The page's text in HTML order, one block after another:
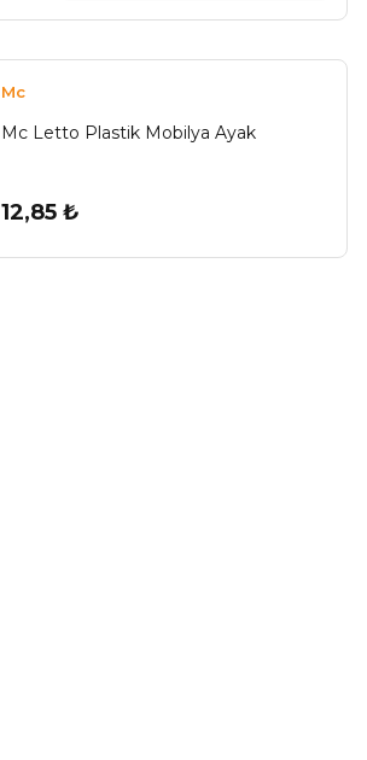
Mc
Mc Letto Plastik Mobilya Ayak
12,85 ₺